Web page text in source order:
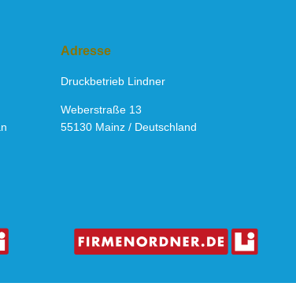
Adresse
Druckbetrieb Lindner
Weberstraße 13
55130 Mainz / Deutschland